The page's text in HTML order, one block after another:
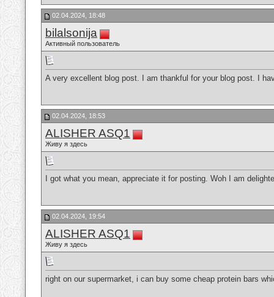
02.04.2024, 18:48
bilalsonija
Активный пользователь
A very excellent blog post. I am thankful for your blog post. I
02.04.2024, 18:53
ALISHER ASQ1
Живу я здесь
I got what you mean, appreciate it for posting. Woh I am
02.04.2024, 19:54
ALISHER ASQ1
Живу я здесь
right on our supermarket, i can buy some cheap protein bars